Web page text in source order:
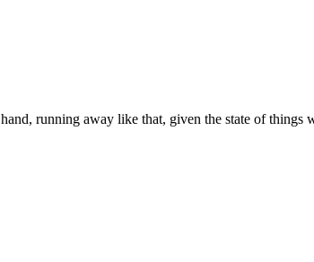
running away like that, given the state of things